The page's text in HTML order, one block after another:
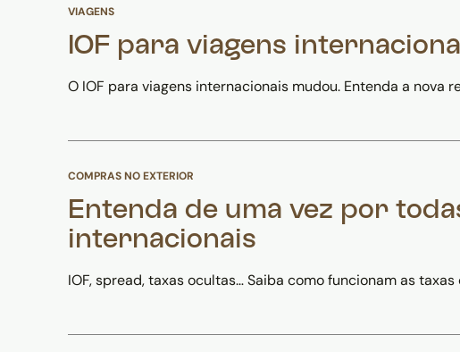
VIAGENS
IOF para viagens
O IOF para viagens internacionais mudou. Entenda a
COMPRAS NO EXTERIOR
Entenda de uma vez por
internacionais
IOF, spread, taxas ocultas… Saiba como funcionam as